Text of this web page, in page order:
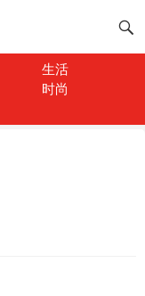
生活
时尚